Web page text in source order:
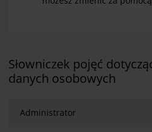
Słowniczek pojęć
danych osobowych
Administrator